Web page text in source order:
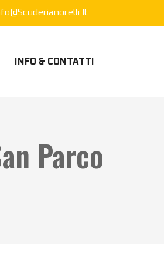
INFO & CONTATTI
Parco